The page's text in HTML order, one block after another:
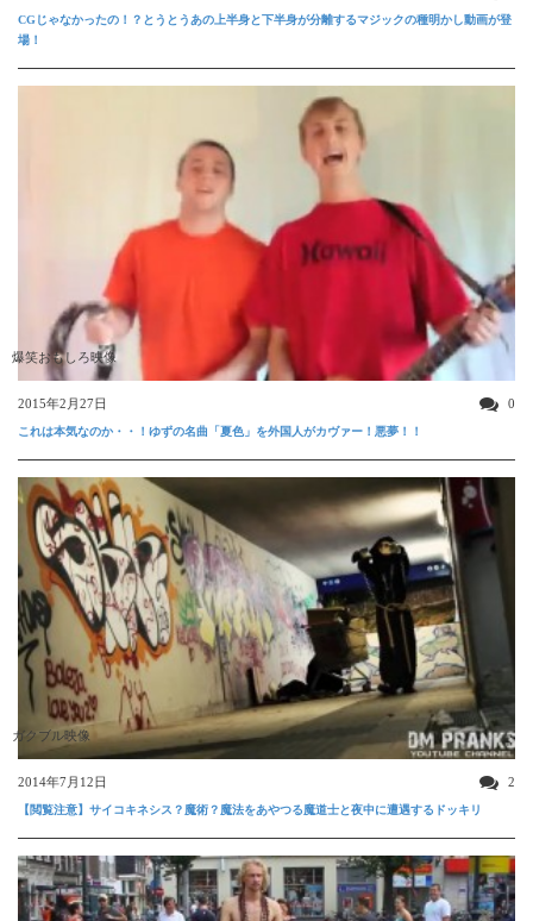
CGじゃなかったの！？とうとうあの上半身と下半身が分離するマジックの種明かし動画が登
場！
爆笑おもしろ映像
2015年2月27日 0
これは本気なのか・・！ゆずの名曲「夏色」を外国人がカヴァー！悪夢！！
ガクブル映像
2014年7月12日 2
【閲覧注意】サイコキネシス？魔術？魔法をあやつる魔道士と夜中に遭遇するドッキリ